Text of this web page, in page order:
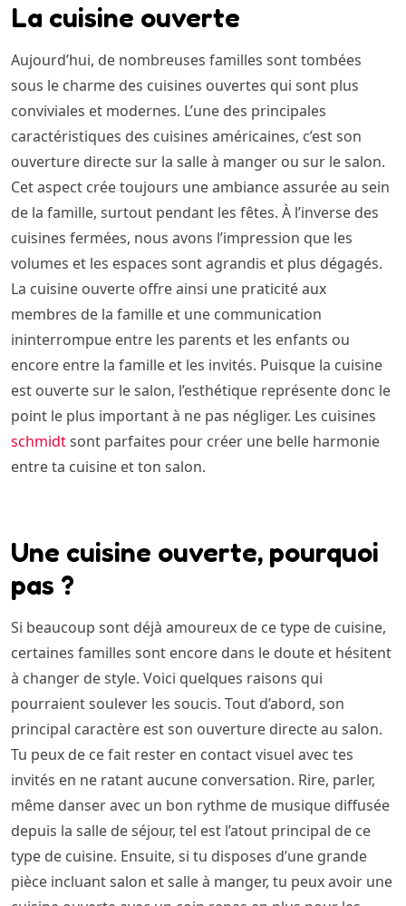
La cuisine ouverte
Aujourd’hui, de nombreuses familles sont tombées
sous le charme des cuisines ouvertes qui sont plus
conviviales et modernes. L’une des principales
caractéristiques des cuisines américaines, c’est son
ouverture directe sur la salle à manger ou sur le salon.
Cet aspect crée toujours une ambiance assurée au sein
de la famille, surtout pendant les fêtes. À l’inverse des
cuisines fermées, nous avons l’impression que les
volumes et les espaces sont agrandis et plus dégagés.
La cuisine ouverte offre ainsi une praticité aux
membres de la famille et une communication
ininterrompue entre les parents et les enfants ou
encore entre la famille et les invités. Puisque la cuisine
est ouverte sur le salon, l’esthétique représente donc le
point le plus important à ne pas négliger. Les cuisines
schmidtsont parfaites pour créer une belle harmonie
entre ta cuisine et ton salon.
Une cuisine ouverte, pourquoi
pas ?
Si beaucoup sont déjà amoureux de ce type de cuisine,
certaines familles sont encore dans le doute et hésitent
à changer de style. Voici quelques raisons qui
pourraient soulever les soucis. Tout d’abord, son
principal caractère est son ouverture directe au salon.
Tu peux de ce fait rester en contact visuel avec tes
invités en ne ratant aucune conversation. Rire, parler,
même danser avec un bon rythme de musique diffusée
depuis la salle de séjour, tel est l’atout principal de ce
type de cuisine. Ensuite, si tu disposes d’une grande
pièce incluant salon et salle à manger, tu peux avoir une